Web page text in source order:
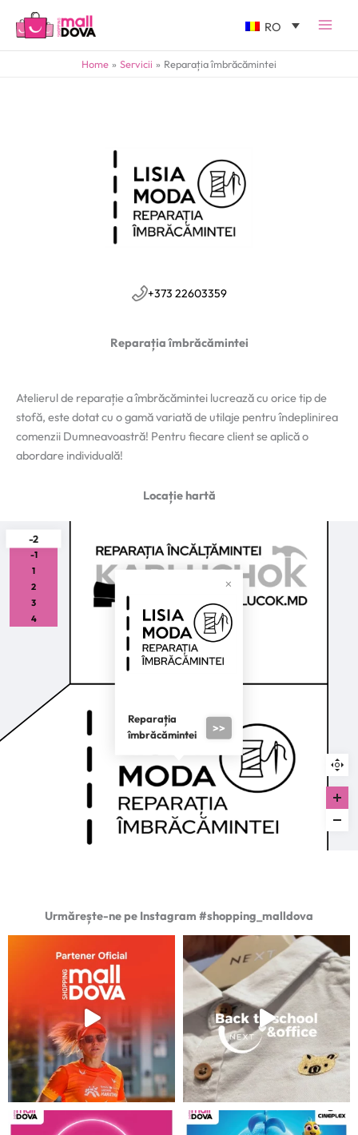
RO
Home Servicii Reparația îmbrăcămintei
+373 22603359
Reparația îmbrăcămintei
Atelierul de reparație a îmbrăcămintei lucrează cu orice tip de
stofă, este dotat cu o gamă variată de utilaje pentru îndeplinirea
comenzii Dumneavoastră! Pentru fiecare client se aplică o
abordare individuală!
Locație hartă
Reparația
îmbrăcămintei
>>
-2
-1
1
2
3
4
Urmărește-ne pe Instagram #shopping_malldova